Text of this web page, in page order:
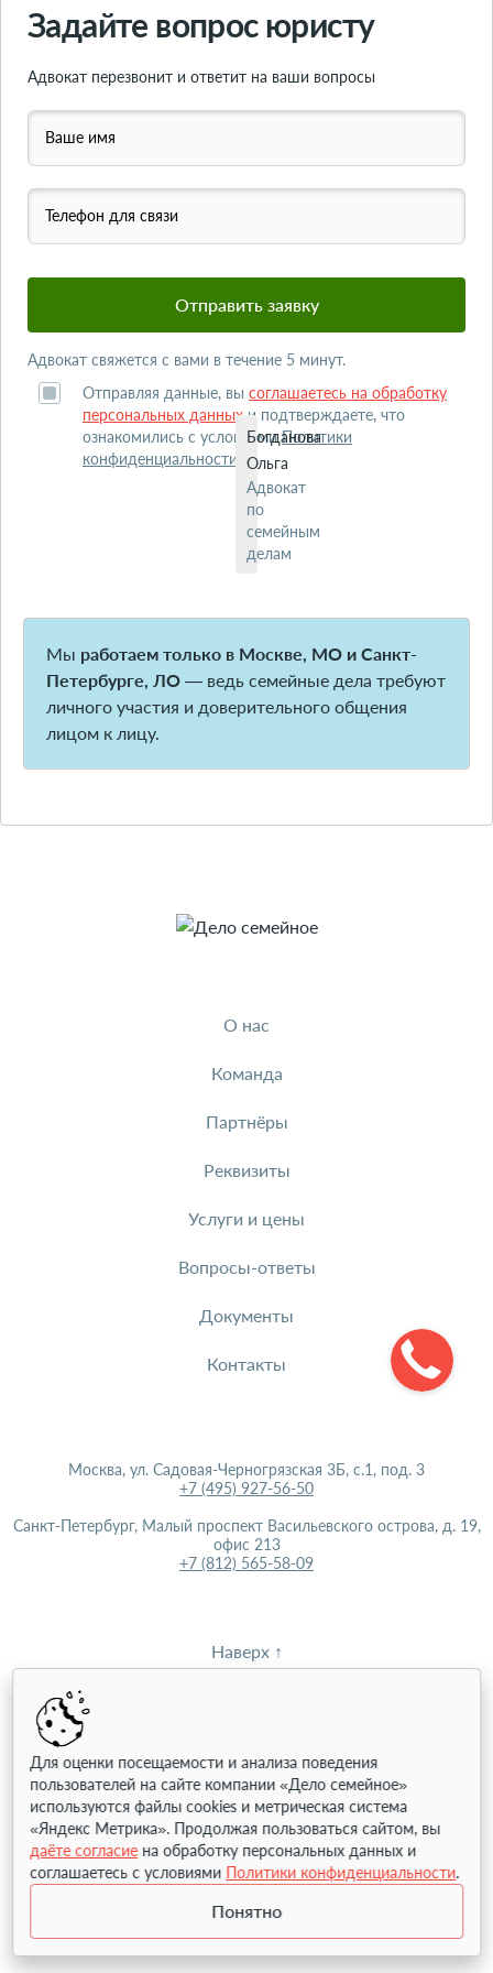
Задайте вопрос юристу
Адвокат перезвонит и ответит на ваши вопросы
Ваше имя
Телефон для связи
Адвокат свяжется с вами в течение 5 минут.
Отправляя данные, вы соглашаетесь на обработку
персональных данных и подтверждаете, что
ознакомились с условиямиПолитики
конфиденциальности
Богданова
Ольга
Адвокат
по
семейным
делам
Мы работаем только в Москве, МО и Санкт-
Петербурге, ЛО — ведь семейные дела требуют
личного участия и доверительного общения
лицом к лицу.
О нас
Команда
Партнёры
Реквизиты
Услуги и цены
Вопросы-ответы
Документы
Контакты
Москва, ул. Садовая-Черногрязская 3Б, с.1, под. 3
+7 (495) 927-56-50
Санкт-Петербург, Малый проспект Васильевского острова, д. 19,
офис 213
+7 (812) 565-58-09
Наверх ↑
Используя этот сайт вы даёте своё согласие на использование
файлов Cookie.
Политика конфиденциальности
Пользовательское соглашение
© 2026 «Дело семейное»
ОГРН: 1237700952290
Для оценки посещаемости и анализа поведения
пользователей на сайте компании «Дело семейное»
используются файлы cookies и метрическая система
«Яндекс Метрика». Продолжая пользоваться сайтом, вы
даёте согласиена обработку персональных данных и
соглашаетесь с условиями Политики конфиденциальности.
Понятно